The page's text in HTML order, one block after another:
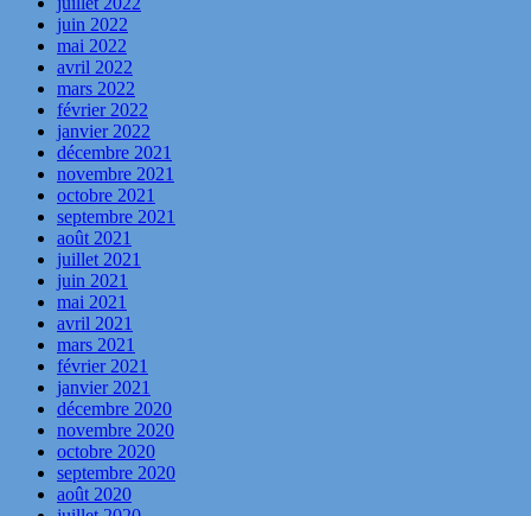
juin 2022
mai 2022
avril 2022
mars 2022
février 2022
janvier 2022
décembre 2021
novembre 2021
octobre 2021
septembre 2021
août 2021
juillet 2021
juin 2021
mai 2021
avril 2021
mars 2021
février 2021
janvier 2021
décembre 2020
novembre 2020
octobre 2020
septembre 2020
août 2020